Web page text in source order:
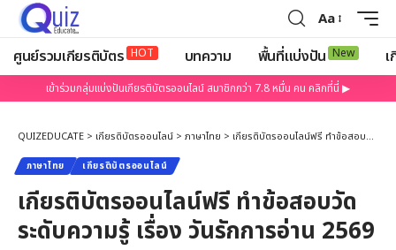
Aa
ศูนย์รวมเกียรติบัตร HOT บทความ พื้นที่แบ่งปัน New
เข้าร่วมกลุ่มแบ่งปันเกียรติบัตรออนไลน์ สมาชิกกว่า 7.8 หมื่น คน คลิกที่นี่ ▶
QUIZEDUCATE > เกียรติบัตรออนไลน์ > ภาษาไทย > เกียรติบัตรออนไลน์ฟรี ทำข้อสอบวัดระดับความรู้ เรื่อง วันรักการอ่าน 2569
ภาษาไทย เกียรติบัตรออนไลน์
เกียรติบัตรออนไลน์ฟรี ทำข้อสอบวัด
ระดับความรู้ เรื่อง วันรักการอ่าน 2569